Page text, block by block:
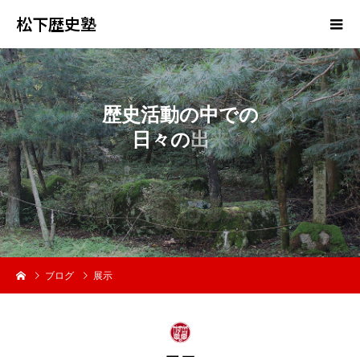
松下歴史塾
歴史活動の中での
日々の出来事
ブログ 展示